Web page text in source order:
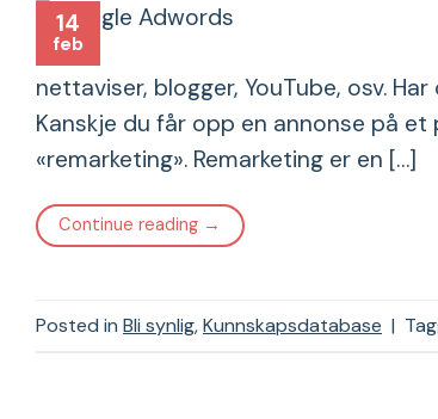
14
feb
nettaviser, blogger, YouTube, osv.
Kanskje du får opp en annonse på
«remarketing». Remarketing er en […]
Continue reading →
Posted in Bli synlig,Kunnskapsdatabase |